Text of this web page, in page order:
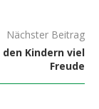
Nächster Beitrag
Kindern viel
Freude